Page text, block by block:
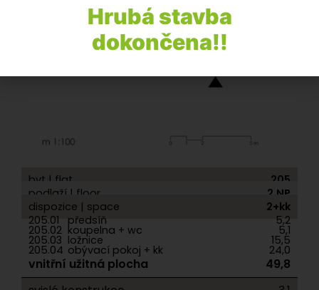
byt | flat
205
podlaží | floor
2.NP
dispozice | space
2+kk
205.01
předsíň 5,2
205.02 koupelna + wc 5,1
205.03 ložnice 15,5
205.04 obývací pokoj + kk 24,0
vnitřní užitná plocha
49,8
Hrubá stavba
dokončena!!